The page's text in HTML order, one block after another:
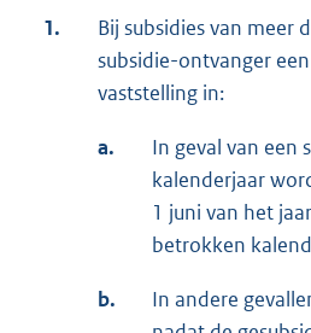
1.
Bij subsidies van meer
subsidie-ontvanger
vaststelling in:
a.
In geval van een
kalenderjaar
1 juni van het
betrokken
b.
In andere